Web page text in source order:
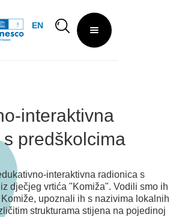
EN
interaktivna
predškolcima
interaktivna radionica s
dječjeg vrtića "Komiža". Vodili smo ih
upoznali ih s nazivima lokalnih
strukturama stijena na pojedinoj